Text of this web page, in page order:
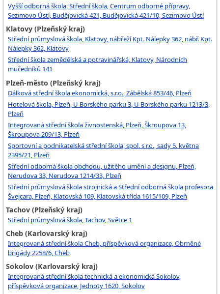
Vyšší odborná škola, Střední škola, Centrum odborné přípravy,
Sezimovo Ústí, Budějovická 421, Budějovická 421/10, Sezimovo Ústí
Klatovy (Plzeňský kraj)
Střední průmyslová škola, Klatovy, nábřeží Kpt. Nálepky 362, nábř. Kpt.
Nálepky 362, Klatovy
Střední škola zemědělská a potravinářská, Klatovy, Národních
mučedníků 141
Plzeň-město (Plzeňský kraj)
Dálková střední škola ekonomická, s.r.o., Zábělská 853/46, Plzeň
Hotelová škola, Plzeň, U Borského parku 3, U Borského parku 1213/3,
Plzeň
Integrovaná střední škola živnostenská, Plzeň, Škroupova 13,
Škroupova 209/13, Plzeň
Sportovní a podnikatelská střední škola, spol. s r.o., sady 5. května
2395/21, Plzeň
Střední odborná škola obchodu, užitého umění a designu, Plzeň,
Nerudova 33, Nerudova 1214/33, Plzeň
Střední průmyslová škola strojnická a Střední odborná škola profesora
Švejcara, Plzeň, Klatovská 109, Klatovská třída 1615/109, Plzeň
Tachov (Plzeňský kraj)
Střední průmyslová škola, Tachov, Světce 1
Cheb (Karlovarský kraj)
Integrovaná střední škola Cheb, příspěvková organizace, Obrněné
brigády 2258/6, Cheb
Sokolov (Karlovarský kraj)
Integrovaná střední škola technická a ekonomická Sokolov,
příspěvková organizace, Jednoty 1620, Sokolov